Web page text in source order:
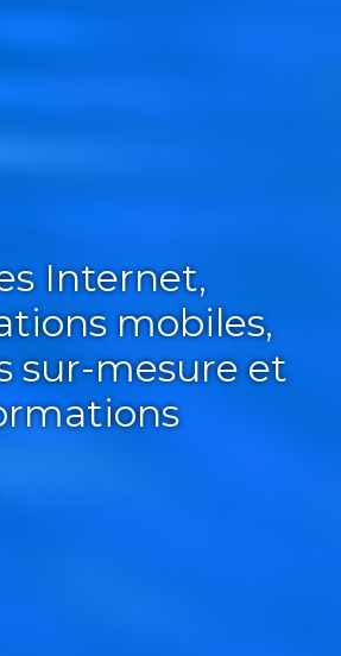
Internet,
mobiles,
sur-mesure et